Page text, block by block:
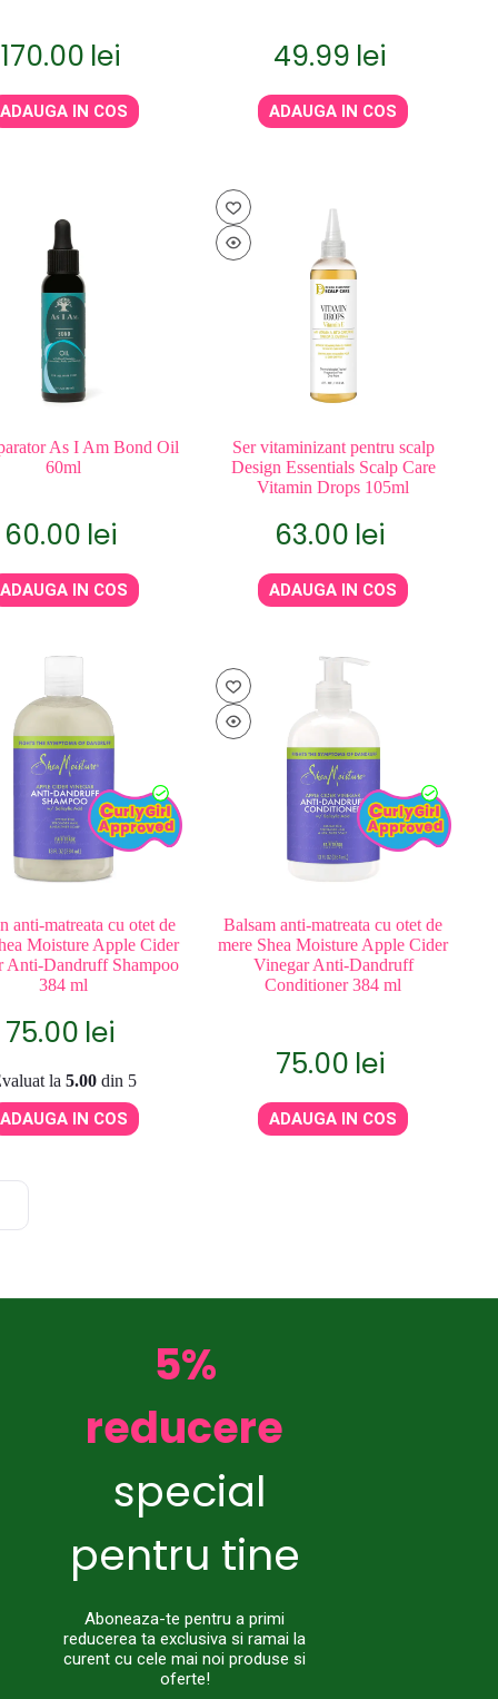
170.00 lei
ADAUGA IN COS
49.99 lei
ADAUGA IN COS
As I Am Bond Oil
60ml
60.00 lei
ADAUGA IN COS
Ser vitaminizant pentru scalp
Design Essentials Scalp Care
Vitamin Drops 105ml
63.00 lei
ADAUGA IN COS
anti-matreata cu otet de
Moisture Apple Cider
Anti-Dandruff Shampoo
384 ml
75.00 lei
la 5.00din 5
ADAUGA IN COS
Balsam anti-matreata cu otet de
mere Shea Moisture Apple Cider
Vinegar Anti-Dandruff
Conditioner 384 ml
75.00 lei
ADAUGA IN COS
5%
reducere
special
pentru tine
Aboneaza-te pentru a primi
reducerea ta exclusiva si ramai la
curent cu cele mai noi produse si
oferte!